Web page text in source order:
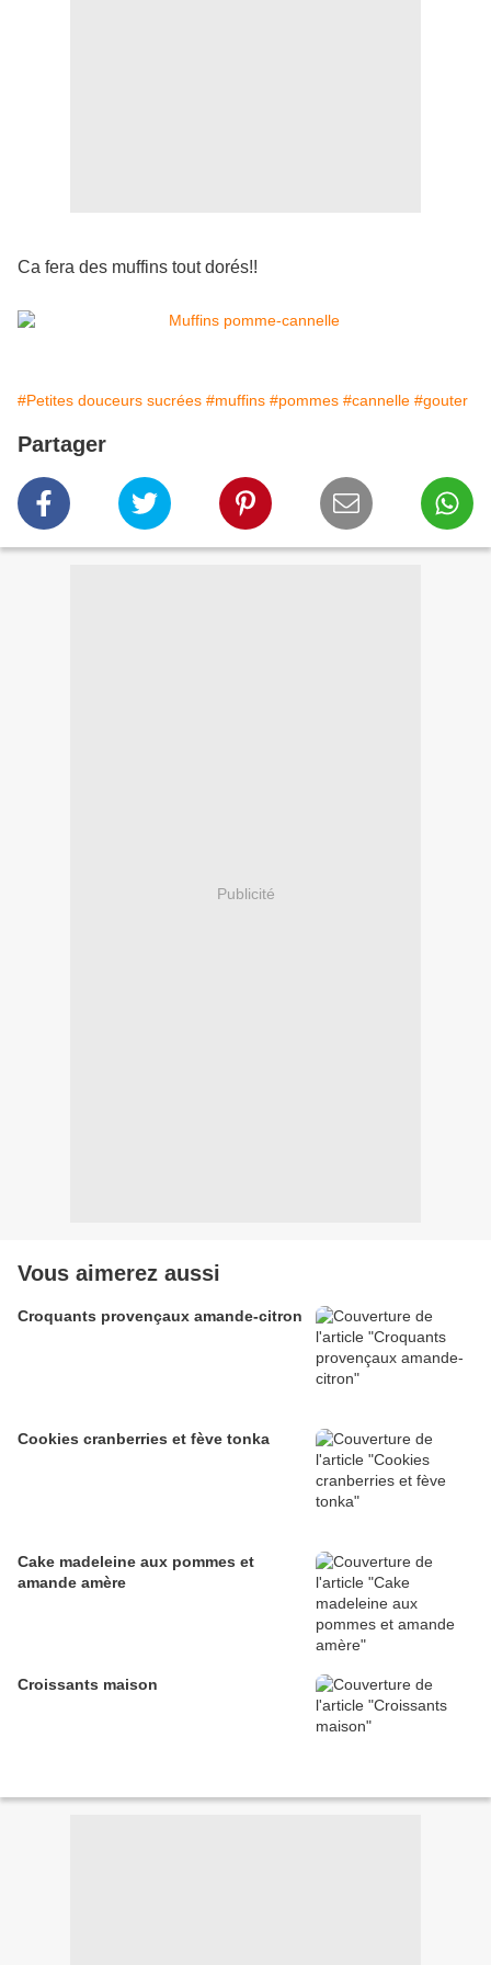
Ca fera des muffins tout dorés!!
#Petites douceurs sucrées #muffins #pommes #cannelle #gouter
Partager
Publicité
Vous aimerez aussi
Croquants provençaux amande-citron
Cookies cranberries et fève tonka
Cake madeleine aux pommes et
amande amère
Croissants maison